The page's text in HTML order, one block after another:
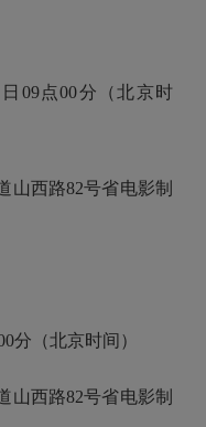
09点00分（北京时
西路82号省电影制
（北京时间）
西路82号省电影制